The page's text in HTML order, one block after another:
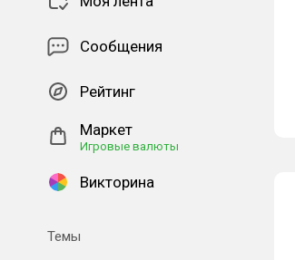
Сообщения
Рейтинг
Маркет
Игровые валюты
Викторина
Темы